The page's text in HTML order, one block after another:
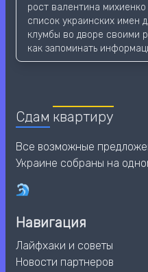
рост валентина михиенко
список украинских имен
клумбы во дворе своими
как запоминать
Сдам квартиру
Все возможные
Украине собраны на
Навигация
Лайфхаки и советы
Новости партнеров